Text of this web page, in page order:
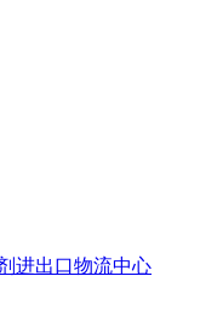
进出口物流中心